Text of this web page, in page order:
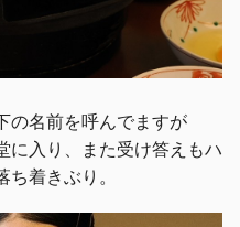
の名前を呼んでますが
に入り、また受け答えもハ
着きぶり。